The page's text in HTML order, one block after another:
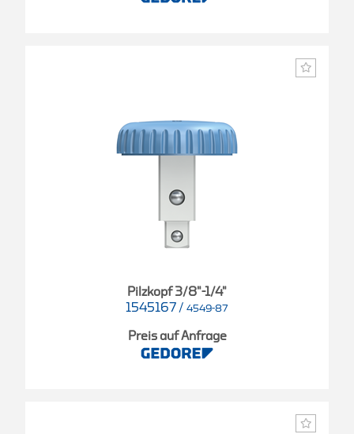
Pilzkopf 3/8"-1/4"
1545167 / 4549-87
Preis auf Anfrage